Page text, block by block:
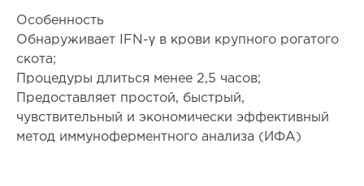
Особенность
Обнаруживает IFN-γ в крови крупного рогатого
скота;
Процедуры длиться менее 2,5 часов;
Предоставляет простой, быстрый,
чувствительный и экономически эффективный
метод иммуноферментного анализа (ИФА)